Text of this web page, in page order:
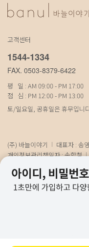
고객센터
1544-1334
FAX. 0503-8379-6422
평 일 : AM 09:00 - PM 17:00
점 심 : PM 12:00 - PM 13:00
토/일요일, 공휴일은 휴무입니
(주) 바늘이야기
대표자 : 송
개인정보관리책임자 : 송학철
대문구 연희로11가길 15 (물
사업자번호 : 674-88-00100[사
COPYRIGHT 2021